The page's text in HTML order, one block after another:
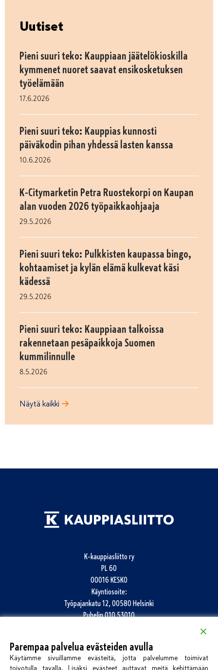
Uutiset
Pieni suuri teko: Kauppiaan jäätelökioskilla
kymmenet nuoret saavat ensikosketuksen
työelämään
17.6.2026
Pieni suuri teko: Kauppias kunnosti
päiväkodin pihan yhdessä lasten kanssa
10.6.2026
K-Citymarketin Petra Ruostekorpi on Kaupan
alan vuoden 2026 työpaikkaohjaaja
29.5.2026
Pieni suuri teko: Pulkkisten kaupassa bingo,
kohtaamiset ja kylän elämä kulkevat käsi
kädessä
29.5.2026
Pieni suuri teko: Kauppiaan talkoissa
rakennetaan pesäpaikkoja Suomen
kummilinnulle
8.5.2026
Näytä kaikki
K-kauppiasliitto ry
PL 60
00016 KESKO
Käyntiosoite:
Työpajankatu 12, 00580 Helsinki
Puhelin010 53010
Katso kaikki yhteystiedot
Jätä palautetta
Parempaa palvelua evästeiden avulla
Käytämme sivuillamme evästeitä, jotta palvelumme toimivat
toivotulla tavalla. Lisäksi evästeet auttavat meitä kehittämään